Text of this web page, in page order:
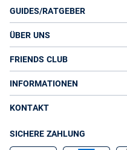
GUIDES/RATGEBER
ÜBER UNS
FRIENDS CLUB
INFORMATIONEN
KONTAKT
SICHERE ZAHLUNG